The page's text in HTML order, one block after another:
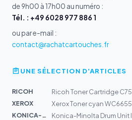
de 9h00 à 17h00 au numéro :
Tél. : +49 6028 977 886 1
ou par e-mail :
contact@rachatcartouches.fr
UNE SÉLECTION D'ARTICLES
RICOH
XEROX
Xerox Toner cyan WC6655
KONICA-MIN...